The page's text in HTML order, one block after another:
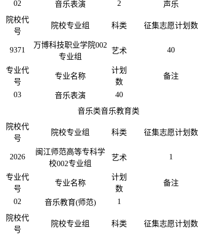
02 音乐表演 2
声乐
院校代
号
院校专业组 科类 征集志愿计划数
9371
万博科技职业学院002
专业组
艺术 40
专业代
号
专业名称
计划
数
备注
03 音乐表演
40
音乐类音乐教育类
院校代
号
院校专业组 科类 征集志愿计划数
2026
闽江师范高等专科学
校002专业组
艺术 1
专业代
号
专业名称
计划
数
备注
02 音乐教育(师范)
1
院校代
号
院校专业组 科类 征集志愿计划数